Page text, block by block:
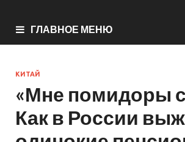
ГЛАВНОЕ МЕНЮ
КИТАЙ
«Мне помидоры
Как в России